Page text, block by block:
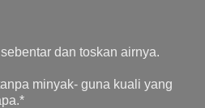
dan toskan airnya.
minyak- guna kuali yang